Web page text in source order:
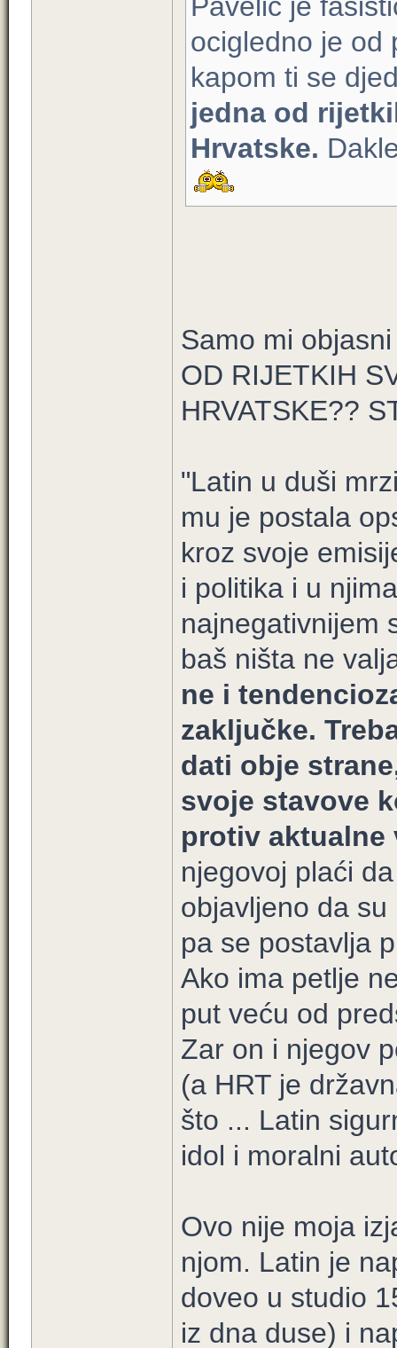
ocigledno je od
kapom ti se
jedna od
Hrvatske.
Samo mi
OD RIJETKIH
HRVATSKE??
"Latin u duši
mu je postala
kroz svoje
i politika i u
najnegativnijem
baš ništa ne
ne i
zaključke.
dati obje
svoje stavove
protiv
njegovoj plaći
objavljeno da
pa se postavlja
Ako ima petlje
put veću od
Zar on i njegov
(a HRT je
što ... Latin
idol i moralni
Ovo nije moja
njom. Latin je
doveo u studio
iz dna duse) i